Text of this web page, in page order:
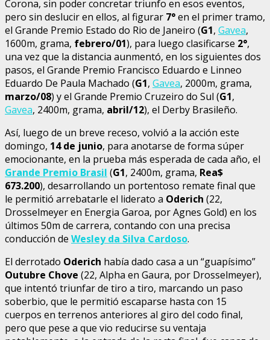
Corona, sin poder concretar triunfo en esos eventos,
pero sin deslucir en ellos, al figurar 7°en el primer tramo,
el Grande Premio Estado do Rio de Janeiro (G1, Gavea,
1600m, grama, febrero/01), para luego clasificarse 2°,
una vez que la distancia aunmentó, en los siguientes dos
pasos, el Grande Premio Francisco Eduardo e Linneo
Eduardo De Paula Machado (G1, Gavea, 2000m, grama,
marzo/08) y el Grande Premio Cruzeiro do Sul (G1,
Gavea, 2400m, grama, abril/12), el Derby Brasileño.
Así, luego de un breve receso, volvió a la acción este
domingo, 14 de junio, para anotarse de forma súper
emocionante, en la prueba más esperada de cada año, el
Grande Premio Brasil (G1, 2400m, grama, Rea$
673.200), desarrollando un portentoso remate final que
le permitió arrebatarle el liderato a Oderich (22,
Drosselmeyer en Energia Garoa, por Agnes Gold) en los
últimos 50m de carrera, contando con una precisa
conducción de Wesley da Silva Cardoso.
El derrotado Oderich había dado casa a un “guapísimo”
Outubre Chove (22, Alpha en Gaura, por Drosselmeyer),
que intentó triunfar de tiro a tiro, marcando un paso
soberbio, que le permitió escaparse hasta con 15
cuerpos en terrenos anteriores al giro del codo final,
pero que pese a que vio reducirse su ventaja